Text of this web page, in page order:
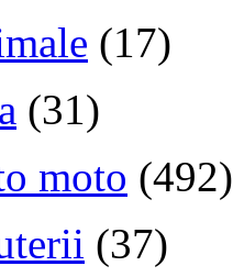
(17)
(31)
moto (492)
(37)